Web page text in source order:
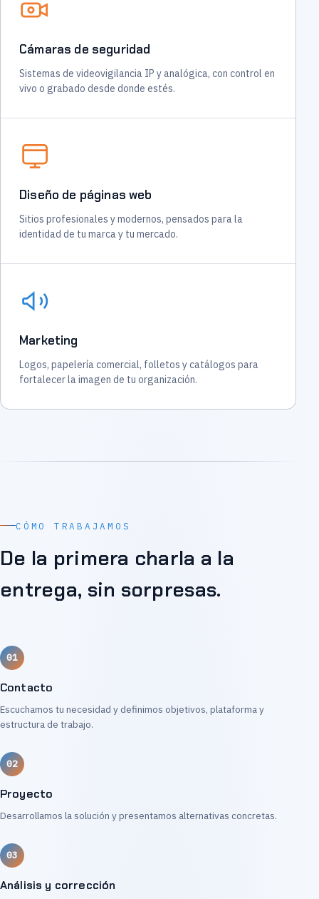
Cámaras de seguridad
Sistemas de videovigilancia IP y analógica, con control en
vivo o grabado desde donde estés.
Diseño de páginas web
Sitios profesionales y modernos, pensados para la
identidad de tu marca y tu mercado.
Marketing
Logos, papelería comercial, folletos y catálogos para
fortalecer la imagen de tu organización.
CÓMO TRABAJAMOS
De la primera charla a la
entrega, sin sorpresas.
Contacto
Escuchamos tu necesidad y definimos objetivos, plataforma y
estructura de trabajo.
Proyecto
Desarrollamos la solución y presentamos alternativas concretas.
Análisis y corrección